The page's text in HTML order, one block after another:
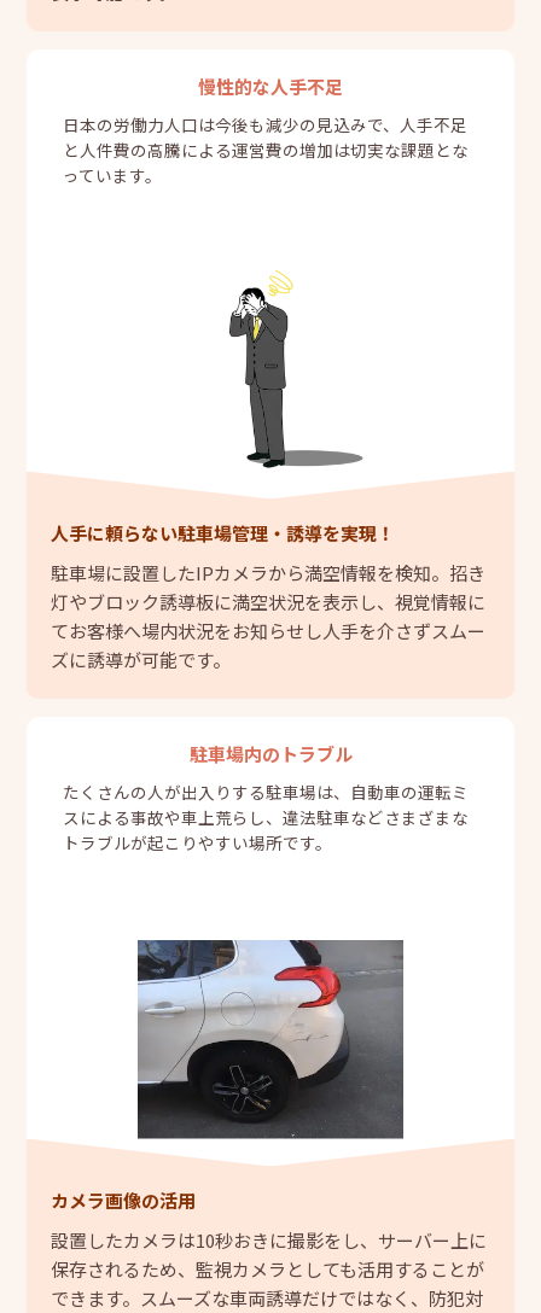
慢性的な人手不足
日本の労働力人口は今後も減少の見込みで、人手不足
と人件費の高騰による運営費の増加は切実な課題とな
っています。
人手に頼らない駐車場管理・誘導を実現！
駐車場に設置したIPカメラから満空情報を検知。招き
灯やブロック誘導板に満空状況を表示し、視覚情報に
てお客様へ場内状況をお知らせし人手を介さずスムー
ズに誘導が可能です。
駐車場内のトラブル
たくさんの人が出入りする駐車場は、自動車の運転ミ
スによる事故や車上荒らし、違法駐車などさまざまな
トラブルが起こりやすい場所です。
カメラ画像の活用
設置したカメラは10秒おきに撮影をし、サーバー上に
保存されるため、監視カメラとしても活用することが
できます。スムーズな車両誘導だけではなく、防犯対